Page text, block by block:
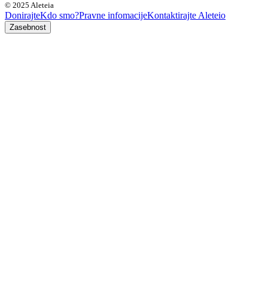
© 2025 Aleteia
DonirajteKdo smo?Pravne infomacijeKontaktirajte Aleteio
Zasebnost